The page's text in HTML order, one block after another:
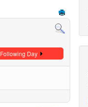
Following Day